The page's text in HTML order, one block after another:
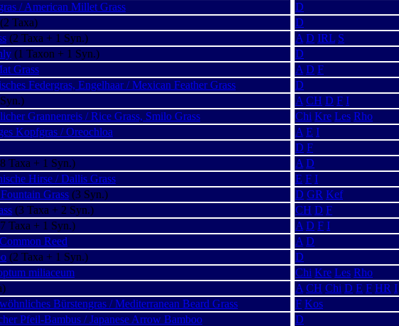
/ American Millet Grass
D
(2 Taxa)
D
(2 Taxa + 1 Syn.) A D IRL S
(1 Taxon + 1 Syn.)
D
Grass A D F
Federgras, Engelhaar / Mexican Feather Grass
D
A CH D F I
Grannenreis / Rice Grass, Smilo Grass Chi Kre Les Rho
Kopfgras / Oreochloa A E I
D F
Taxa + 1 Syn.) A D
Hirse / Dallis Grass E F I
Grass (3 Syn.) D GR Kef
(3 Taxa + 2 Syn.) CH D F
Taxa + 1 Syn.) A D F I
Reed A D
(2 Taxa + 1 Syn.)
D
miliaceum Chi Kre Les Rho
A CH Chi D E F HR I
Bürstengras / Mediterranean Beard Grass F Kos
Pfeil-Bambus / Japanese Arrow Bamboo
D